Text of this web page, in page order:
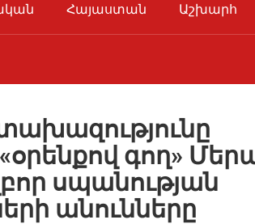
Հայաստան Աշխարհ
գող»
սպանության
անունները